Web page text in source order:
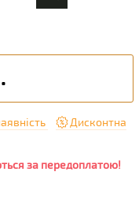
Дисконтна
за передоплатою!